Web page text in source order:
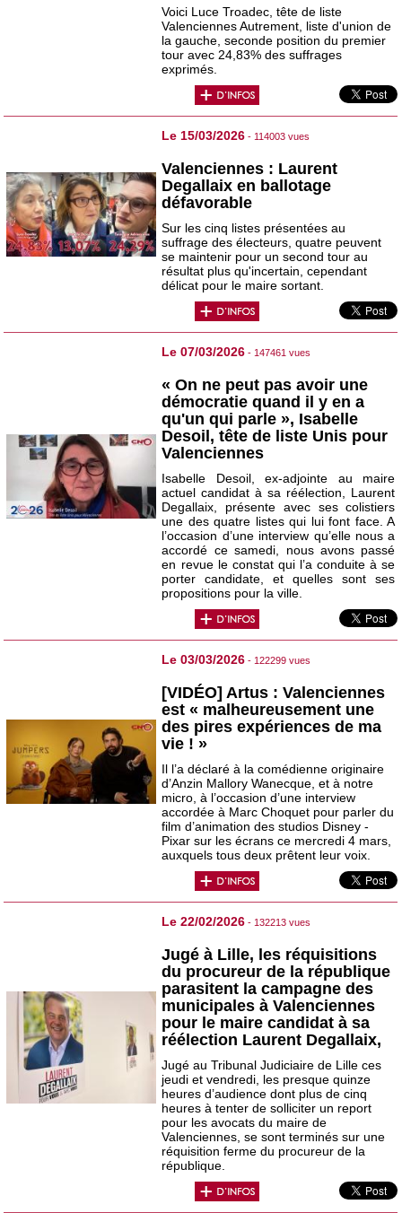
Voici Luce Troadec, tête de liste
Valenciennes Autrement, liste d'union de
la gauche, seconde position du premier
tour avec 24,83% des suffrages
exprimés.
Le 15/03/2026 - 114003 vues
Valenciennes : Laurent
Degallaix en ballotage
défavorable
Sur les cinq listes présentées au
suffrage des électeurs, quatre peuvent
se maintenir pour un second tour au
résultat plus qu'incertain, cependant
délicat pour le maire sortant.
Le 07/03/2026 - 147461 vues
« On ne peut pas avoir une
démocratie quand il y en a
qu'un qui parle », Isabelle
Desoil, tête de liste Unis pour
Valenciennes
Isabelle Desoil, ex-adjointe au maire
actuel candidat à sa réélection, Laurent
Degallaix, présente avec ses colistiers
une des quatre listes qui lui font face. A
l’occasion d’une interview qu’elle nous a
accordé ce samedi, nous avons passé
en revue le constat qui l’a conduite à se
porter candidate, et quelles sont ses
propositions pour la ville.
Le 03/03/2026 - 122299 vues
[VIDÉO] Artus : Valenciennes
est « malheureusement une
des pires expériences de ma
vie ! »
Il l’a déclaré à la comédienne originaire
d’Anzin Mallory Wanecque, et à notre
micro, à l’occasion d’une interview
accordée à Marc Choquet pour parler du
film d’animation des studios Disney -
Pixar sur les écrans ce mercredi 4 mars,
auxquels tous deux prêtent leur voix.
Le 22/02/2026 - 132213 vues
Jugé à Lille, les réquisitions
du procureur de la république
parasitent la campagne des
municipales à Valenciennes
pour le maire candidat à sa
réélection Laurent Degallaix,
Jugé au Tribunal Judiciaire de Lille ces
jeudi et vendredi, les presque quinze
heures d’audience dont plus de cinq
heures à tenter de solliciter un report
pour les avocats du maire de
Valenciennes, se sont terminés sur une
réquisition ferme du procureur de la
république.